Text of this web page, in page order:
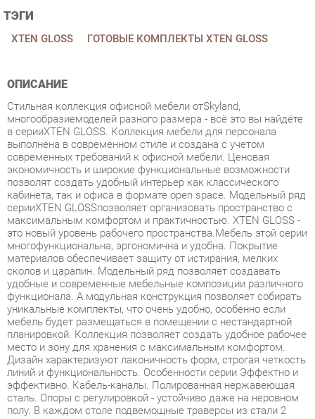
многообразиемоделей разного размера - всё это вы найдёте
выполнена в современном стиле и создана с учетом
современных требований к офисной мебели. Ценовая
экономичность и широкие функциональные возможности
позволят создать удобный интерьер как классического
кабинета, так и офиса в формате open space. Модельный ряд
серииXTEN GLOSSпозволяет организовать пространство с
максимальным комфортом и практичностью. XTEN GLOSS -
это новый уровень рабочего пространства.Мебель этой серии
многофункциональна, эргономична и удобна. Покрытие
материалов обеспечивает защиту от истирания, мелких
сколов и царапин. Модельный ряд позволяет создавать
удобные и современные мебельные композиции различного
функционала. А модульная конструкция позволяет собирать
уникальные комплекты, что очень удобно, особенно если
мебель будет размещаться в помещении с нестандартной
планировкой. Коллекция позволяет создать удобное рабочее
место и зону для хранения с максимальным комфортом.
Дизайн характеризуют лаконичность форм, строгая четкость
линий и функциональность. Особенности серии Эффектно и
эффективно. Кабель-каналы. Полированная нержавеющая
сталь. Опоры с регулировкой - устойчиво даже на неровном
полу. В каждом столе подвемощные траверсы из стали 2
мм.Двойная жесткость и устойчивость конструкции.
Разнообразныерабочие станции. Для любой конфигурации
офиса. Без ограничения числа рабочих мест. Характеристики
серии Основной материал ЛДСП класс E1 Толщина